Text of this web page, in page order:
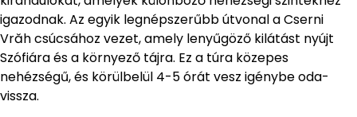
igazodnak. Az egyik legnépszerűbb útvonal a Cserni
Vrăh csúcsához vezet, amely lenyűgöző kilátást nyújt
Szófiára és a környező tájra. Ez a túra közepes
nehézségű, és körülbelül 4-5 órát vesz igénybe oda-
vissza.